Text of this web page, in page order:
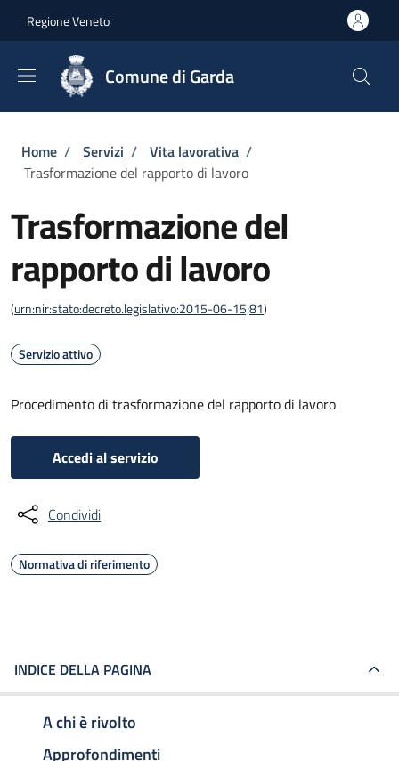
Regione Veneto
Comune di Garda
Briciole di pane
Home / Servizi / Vita lavorativa /
Trasformazione del rapporto di lavoro
Trasformazione del
rapporto di lavoro
(urn:nir:stato:decreto.legislativo:2015-06-15;81)
Servizio attivo
Procedimento di trasformazione del rapporto di lavoro
Accedi al servizio
Condividi
Normativa di riferimento
INDICE DELLA PAGINA
A chi è rivolto
Approfondimenti